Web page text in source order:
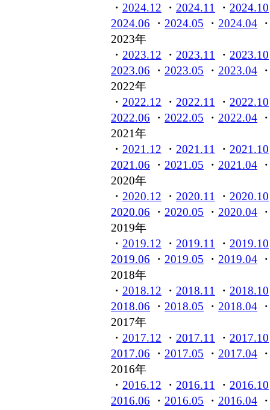
・ 2024.12 ・ 2024.11 ・ 2024.10
2024.06 ・ 2024.05 ・ 2024.04
2023年
・ 2023.12 ・ 2023.11 ・ 2023.10
2023.06 ・ 2023.05 ・ 2023.04
2022年
・ 2022.12 ・ 2022.11 ・ 2022.10
2022.06 ・ 2022.05 ・ 2022.04
2021年
・ 2021.12 ・ 2021.11 ・ 2021.10
2021.06 ・ 2021.05 ・ 2021.04
2020年
・ 2020.12 ・ 2020.11 ・ 2020.10
2020.06 ・ 2020.05 ・ 2020.04
2019年
・ 2019.12 ・ 2019.11 ・ 2019.10
2019.06 ・ 2019.05 ・ 2019.04
2018年
・ 2018.12 ・ 2018.11 ・ 2018.10
2018.06 ・ 2018.05 ・ 2018.04
2017年
・ 2017.12 ・ 2017.11 ・ 2017.10
2017.06 ・ 2017.05 ・ 2017.04
2016年
・ 2016.12 ・ 2016.11 ・ 2016.10
2016.06 ・ 2016.05 ・ 2016.04